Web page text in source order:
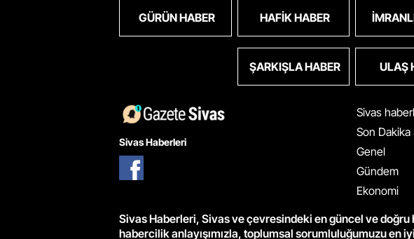
GÜRÜN HABER HAFIK HABER
ŞARKIŞLA HABER ULAŞ
Sivas Haberleri
Sivas
Son Dakika
Genel
Gündem
Ekonomi
Sivas Haberleri, Sivas ve çevresindeki en güncel ve doğru
habercilik anlayışımızla, toplumsal sorumluluğumuzu en